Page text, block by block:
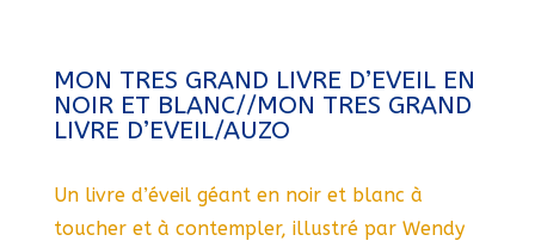
MON TRES GRAND LIVRE D’EVEIL EN
NOIR ET BLANC//MON TRES GRAND
LIVRE D’EVEIL/AUZO
Un livre d’éveil géant en noir et blanc à
toucher et à contempler, illustré par Wendy